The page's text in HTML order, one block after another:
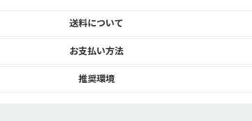
送料について
お支払い方法
推奨環境